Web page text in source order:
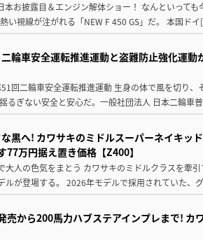
本お披露目＆エンジン解体ショー！ なんといっても
い視線が注がれる「NEW F 450 GS」だ。 本国ド
輪車安全運転推進運動と盗難防止強化運動
回二輪車安全運転推進運動 生身の体で風を切り、
るぎない安全と安心だ。一般社団法人 日本二輪車
黒へ! カワサキのミドルスーパーネイキッ
万円据え置き価格【Z400】
人の色気をまとう カワサキのミドルクラスを牽
ルが登場する。 2026年モデルで採用されていた、
売から200馬力ハブステアインプレまで! カ